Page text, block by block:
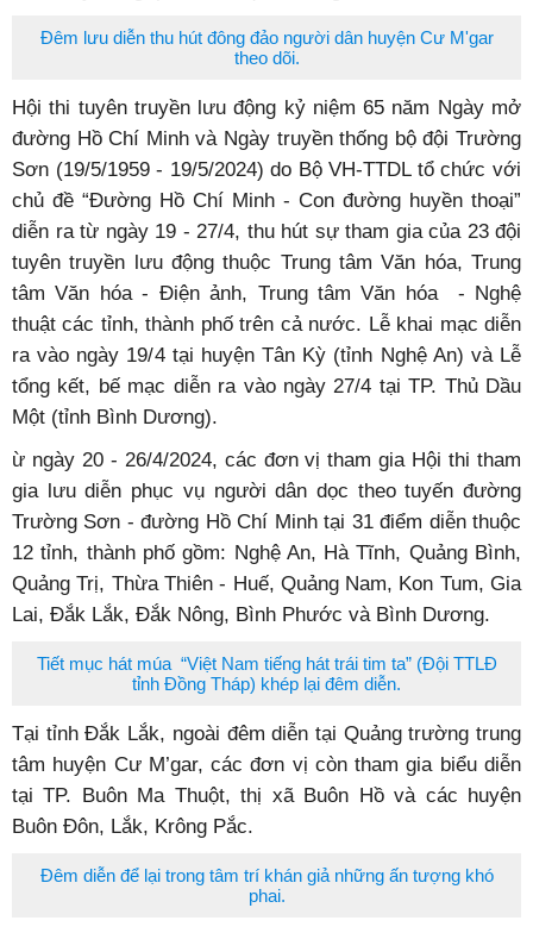
Đêm lưu diễn thu hút đông đảo người dân huyện Cư M'gar
theo dõi.
Hội thi tuyên truyền lưu động kỷ niệm 65 năm Ngày mở
đường Hồ Chí Minh và Ngày truyền thống bộ đội Trường
Sơn (19/5/1959 - 19/5/2024) do Bộ VH-TTDL tổ chức với
chủ đề “Đường Hồ Chí Minh - Con đường huyền thoại”
diễn ra từ ngày 19 - 27/4, thu hút sự tham gia của 23 đội
tuyên truyền lưu động thuộc Trung tâm Văn hóa, Trung
tâm Văn hóa - Điện ảnh, Trung tâm Văn hóa - Nghệ
thuật các tỉnh, thành phố trên cả nước. Lễ khai mạc diễn
ra vào ngày 19/4 tại huyện Tân Kỳ (tỉnh Nghệ An) và Lễ
tổng kết, bế mạc diễn ra vào ngày 27/4 tại TP. Thủ Dầu
Một (tỉnh Bình Dương).
ừ ngày 20 - 26/4/2024, các đơn vị tham gia Hội thi tham
gia lưu diễn phục vụ người dân dọc theo tuyến đường
Trường Sơn - đường Hồ Chí Minh tại 31 điểm diễn thuộc
12 tỉnh, thành phố gồm: Nghệ An, Hà Tĩnh, Quảng Bình,
Quảng Trị, Thừa Thiên - Huế, Quảng Nam, Kon Tum, Gia
Lai, Đắk Lắk, Đắk Nông, Bình Phước và Bình Dương.
Tiết mục hát múa “Việt Nam tiếng hát trái tim ta” (Đội TTLĐ
tỉnh Đồng Tháp) khép lại đêm diễn.
Tại tỉnh Đắk Lắk, ngoài đêm diễn tại Quảng trường trung
tâm huyện Cư M’gar, các đơn vị còn tham gia biểu diễn
tại TP. Buôn Ma Thuột, thị xã Buôn Hồ và các huyện
Buôn Đôn, Lắk, Krông Pắc.
Đêm diễn để lại trong tâm trí khán giả những ấn tượng khó
phai.